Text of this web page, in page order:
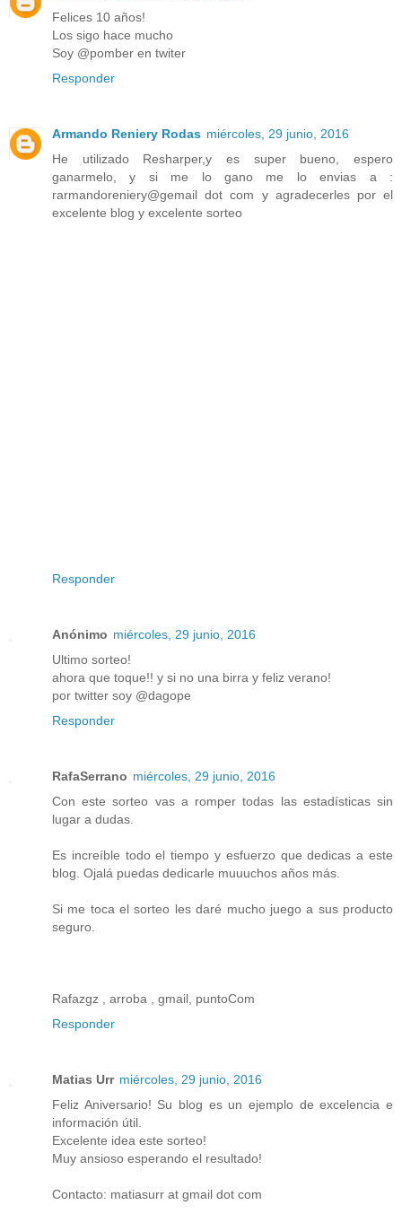
Felices 10 años!
Los sigo hace mucho
Soy @pomber en twiter
Responder
Armando Reniery Rodas miércoles, 29 junio, 2016
He utilizado Resharper,y es super bueno, espero
ganarmelo, y si me lo gano me lo envias a :
rarmandoreniery@gemail dot com y agradecerles por el
excelente blog y excelente sorteo
Responder
Anónimo miércoles, 29 junio, 2016
Ultimo sorteo!
ahora que toque!! y si no una birra y feliz verano!
por twitter soy @dagope
Responder
RafaSerrano miércoles, 29 junio, 2016
Con este sorteo vas a romper todas las estadísticas sin
lugar a dudas.
Es increíble todo el tiempo y esfuerzo que dedicas a este
blog. Ojalá puedas dedicarle muuuchos años más.
Si me toca el sorteo les daré mucho juego a sus producto
seguro.
Rafazgz , arroba , gmail, puntoCom
Responder
Matias Urr miércoles, 29 junio, 2016
Feliz Aniversario! Su blog es un ejemplo de excelencia e
información útil.
Excelente idea este sorteo!
Muy ansioso esperando el resultado!
Contacto: matiasurr at gmail dot com